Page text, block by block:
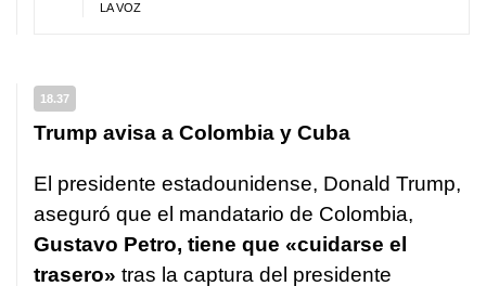
LA VOZ
18.37
Trump avisa a Colombia y Cuba
El presidente estadounidense, Donald Trump,
aseguró que el mandatario de Colombia,
Gustavo Petro, tiene que «cuidarse el
trasero» tras la captura del presidente